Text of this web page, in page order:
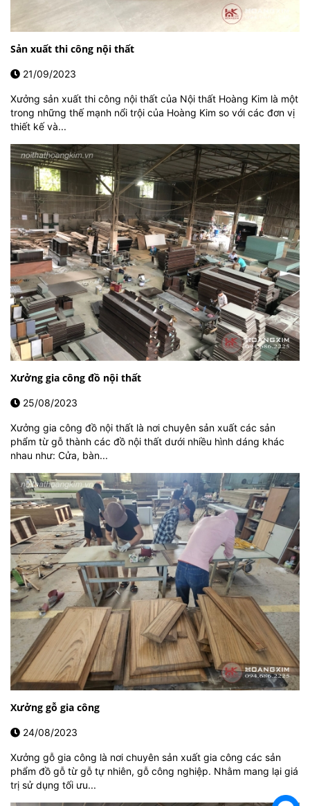
Sản xuất thi công nội thất
21/09/2023
Xưởng sản xuất thi công nội thất của Nội thất Hoàng Kim là một
trong những thế mạnh nổi trội của Hoàng Kim so với các đơn vị
thiết kế và...
Xưởng gia công đồ nội thất
25/08/2023
Xưởng gia công đồ nội thất là nơi chuyên sản xuất các sản
phẩm từ gỗ thành các đồ nội thất dưới nhiều hình dáng khác
nhau như: Cửa, bàn...
Xưởng gỗ gia công
24/08/2023
Xưởng gỗ gia công là nơi chuyên sản xuất gia công các sản
phẩm đồ gỗ từ gỗ tự nhiên, gỗ công nghiệp. Nhằm mang lại giá
trị sử dụng tối ưu...